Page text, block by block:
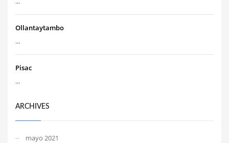
Ollantaytambo
...
Pisac
...
ARCHIVES
mayo 2021